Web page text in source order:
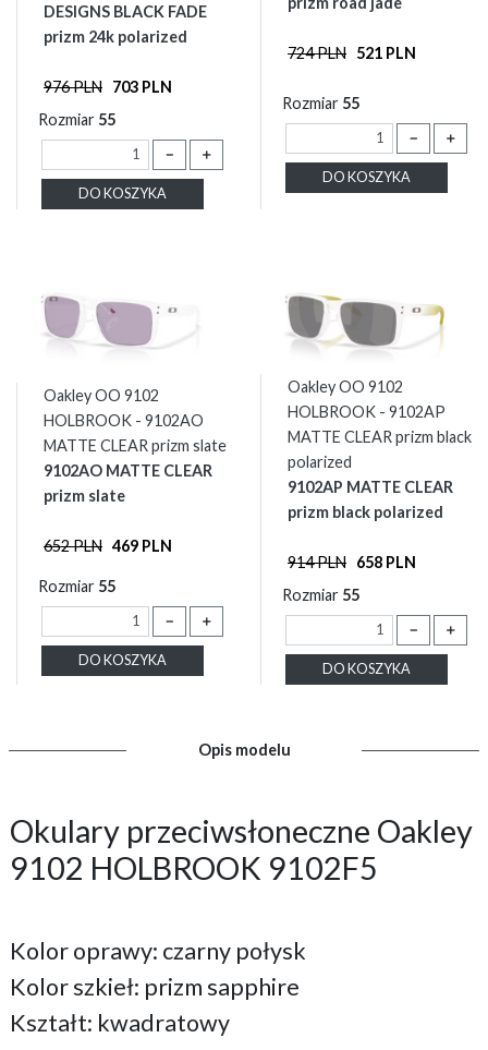
DESIGNS BLACK FADE
prizm 24k polarized
976 PLN 703 PLN
Rozmiar 55
－ ＋
DO KOSZYKA
724 PLN 521 PLN
Rozmiar 55
－ ＋
DO KOSZYKA
Oakley OO 9102
HOLBROOK - 9102AO
MATTE CLEAR prizm slate
9102AO MATTE CLEAR
prizm slate
652 PLN 469 PLN
Rozmiar 55
－ ＋
DO KOSZYKA
Oakley OO 9102
HOLBROOK - 9102AP
MATTE CLEAR prizm black
polarized
9102AP MATTE CLEAR
prizm black polarized
914 PLN 658 PLN
Rozmiar 55
－ ＋
DO KOSZYKA
Opis modelu
Okulary przeciwsłoneczne Oakley
9102 HOLBROOK 9102F5
Kolor oprawy: czarny połysk
Kolor szkieł: prizm sapphire
Kształt: kwadratowy